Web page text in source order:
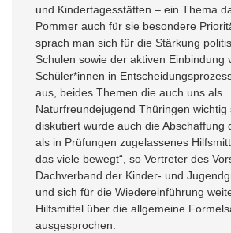
und Kindertagesstätten – ein Thema
Pommer auch für sie besondere
sprach man sich für die Stärkung
Schulen sowie der aktiven Einbindung
Schüler*innen in
aus, beides Themen die auch uns als
Naturfreundejugend Thüringen wichtig
diskutiert wurde auch die Abschaffung
als in Prüfungen zugelassenes
das viele bewegt“, so Vertreter des
Dachverband der Kinder- und
und sich für die Wiedereinführung
Hilfsmittel über die allgemeine
ausgesprochen.